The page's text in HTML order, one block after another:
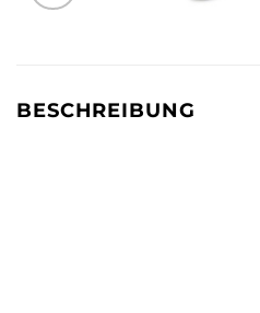
BESCHREIBUNG